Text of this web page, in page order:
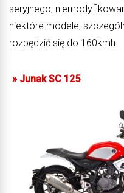
seryjnego,
niektóre modele,
rozpędzić się do 160kmh.
» Junak SC 125